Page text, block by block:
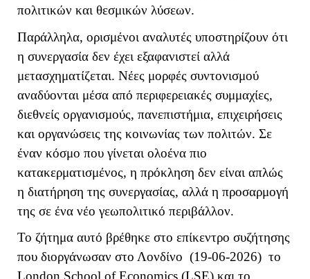
πολιτικών και θεσμικών λύσεων.
Παράλληλα, ορισμένοι αναλυτές υποστηρίζουν ότι
η συνεργασία δεν έχει εξαφανιστεί αλλά
μετασχηματίζεται. Νέες μορφές συντονισμού
αναδύονται μέσα από περιφερειακές συμμαχίες,
διεθνείς οργανισμούς, πανεπιστήμια, επιχειρήσεις
και οργανώσεις της κοινωνίας των πολιτών. Σε
έναν κόσμο που γίνεται ολοένα πιο
κατακερματισμένος, η πρόκληση δεν είναι απλώς
η διατήρηση της συνεργασίας, αλλά η προσαρμογή
της σε ένα νέο γεωπολιτικό περιβάλλον.
Το ζήτημα αυτό βρέθηκε στο επίκεντρο συζήτησης
που διοργάνωσαν στο Λονδίνο (19-06-2026) το
London School of Economics (LSE) και το